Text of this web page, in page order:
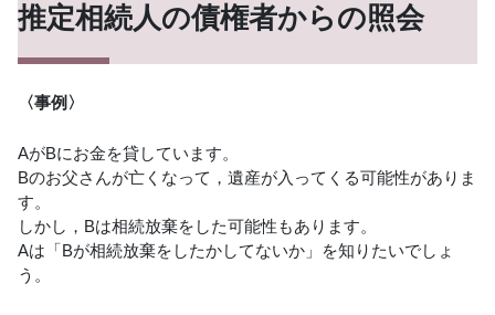
推定相続人の債権者からの照会
〈事例〉
AがBにお金を貸しています。
Bのお父さんが亡くなって，遺産が入ってくる可能性がありま
す。
しかし，Bは相続放棄をした可能性もあります。
Aは「Bが相続放棄をしたかしてないか」を知りたいでしょ
う。